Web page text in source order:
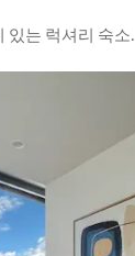
있는 럭셔리 숙소.